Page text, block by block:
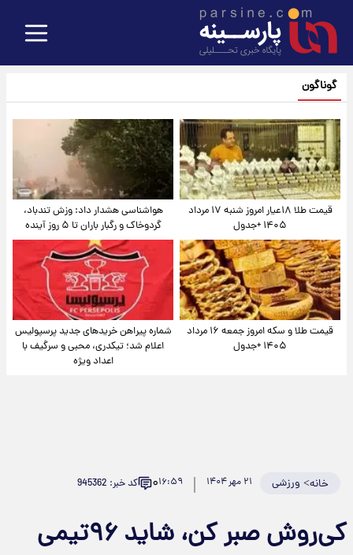
گوناگون
قیمت طلا ۱۸عیار امروز شنبه ۱۷ مرداد
۱۴۰۵ +جدول
هواشناسی هشدار داد: وزش تندباد،
گردوخاک و رگبار باران تا ۵ روز آینده
قیمت طلا و سکه امروز جمعه ۱۶ مرداد
۱۴۰۵ +جدول
شماره پیراهن خریدهای جدید پرسپولیس
اعلام شد؛ تیکدری، محبی و سرگیف با
اعداد ویژه
خانه> ورزشی ۲۱ مهر ۱۴۰۴ ۱۶:۵۹۰ کد خبر: 945362
کی‌روش صبر کن، شاید ۹۶تیمی